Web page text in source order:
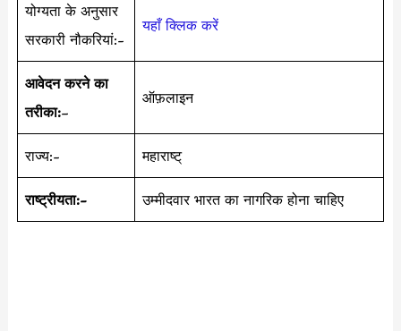
योग्यता के अनुसार
सरकारी नौकरियां:-
यहाँ क्लिक करें
आवेदन करने का
तरीका:–
ऑफ़लाइन
राज्य:- महाराष्ट्
राष्ट्रीयता:- उम्मीदवार भारत का नागरिक होना चाहिए